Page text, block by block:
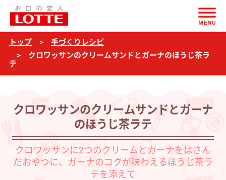
ク
ロ
ワ
ッ
ー
MENU
トップ
手づくりレシピ
クロワッサンのクリームサンドとガーナのほうじ茶ラ
テ
クロワッサンのクリームサンドとガーナ
のほうじ茶ラテ
クロワッサンに2つのクリームとガーナをはさん
だおやつに、ガーナのコクが味わえるほうじ茶ラ
テを添えて